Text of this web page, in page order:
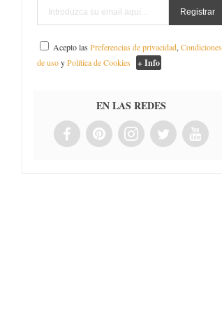
Acepto lasPreferencias de privacidad,Condiciones
de usoyPolítica de Cookies + Info
EN LAS REDES